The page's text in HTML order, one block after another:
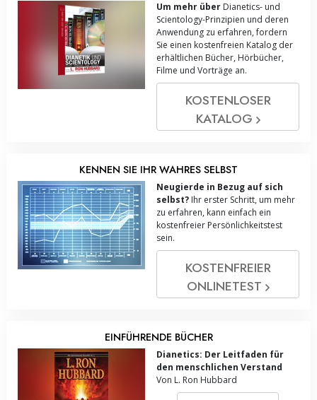
Um mehr über Dianetics- und
Scientology-Prinzipien und deren
Anwendung zu erfahren, fordern
Sie einen kostenfreien Katalog der
erhältlichen Bücher, Hörbücher,
Filme und Vorträge an.
KOSTENLOSER
KATALOG
KENNEN SIE IHR WAHRES SELBST
Neugierde in Bezug auf sich
selbst? Ihr erster Schritt, um mehr
zu erfahren, kann einfach ein
kostenfreier Persönlichkeitstest
sein.
KOSTENFREIER
ONLINE­TEST
EINFÜHRENDE BÜCHER
Dianetics: Der Leitfaden für
den menschlichen Verstand
Von L. Ron Hubbard